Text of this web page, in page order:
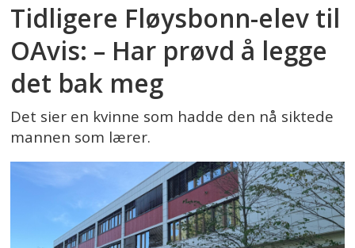
Tidligere Fløysbonn-elev til
OAvis: – Har prøvd å legge
det bak meg
Det sier en kvinne som hadde den nå siktede
mannen som lærer.